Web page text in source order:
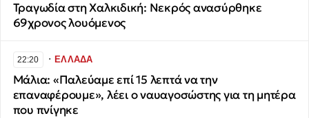
Τραγωδία στη Χαλκιδική: Νεκρός ανασύρθηκε
69χρονος λουόμενος
22:20 ∙ΕΛΛΑΔΑ
Μάλια: «Παλεύαμε επί 15 λεπτά να την
επαναφέρουμε», λέει ο ναυαγοσώστης για τη μητέρα
που πνίγηκε